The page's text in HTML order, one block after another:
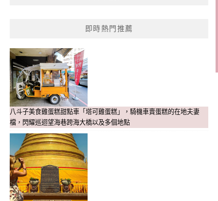
即時熱門推薦
八斗子美食雞蛋糕甜點車「塔可雞蛋糕」，騎機車賣蛋糕的在地夫妻
檔，閃耀巡迴望海巷跨海大橋以及多個地點